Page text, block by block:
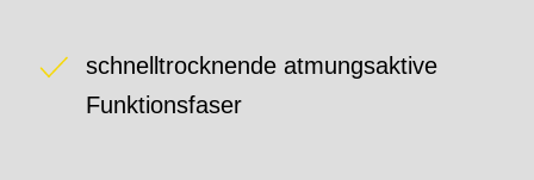
schnelltrocknende atmungsaktive
Funktionsfaser